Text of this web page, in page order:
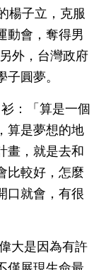
楊子立，克服
動會，奪得男
外，台灣政府
圓夢。
：「算是一個
算是夢想的地
畫，就是去和
比較好，怎麼
口就會，有很
大是因為有許